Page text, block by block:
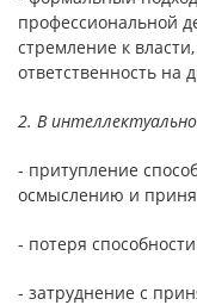
профессиональной
стремление к
ответственность на
2. В
- притупление
осмыслению и
- потеря
- затруднение с